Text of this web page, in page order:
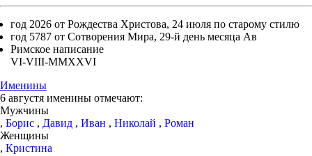
год 2026 от Рождества Христова, 24 июля по старому стилю
год 5787 от Сотворения Мира, 29-й день месяца Ав
Римское написание
VI-VIII-MMXXVI
Именины
6 августя именины отмечают:
Мужчины
, Борис , Давид , Иван , Николай , Роман
Женщины
, Кристина